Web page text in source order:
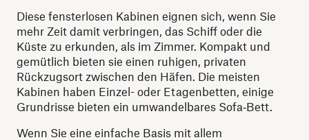
Diese fensterlosen Kabinen eignen sich, wenn Sie
mehr Zeit damit verbringen, das Schiff oder die
Küste zu erkunden, als im Zimmer. Kompakt und
gemütlich bieten sie einen ruhigen, privaten
Rückzugsort zwischen den Häfen. Die meisten
Kabinen haben Einzel- oder Etagenbetten, einige
Grundrisse bieten ein umwandelbares Sofa‑Bett.
Wenn Sie eine einfache Basis mit allem